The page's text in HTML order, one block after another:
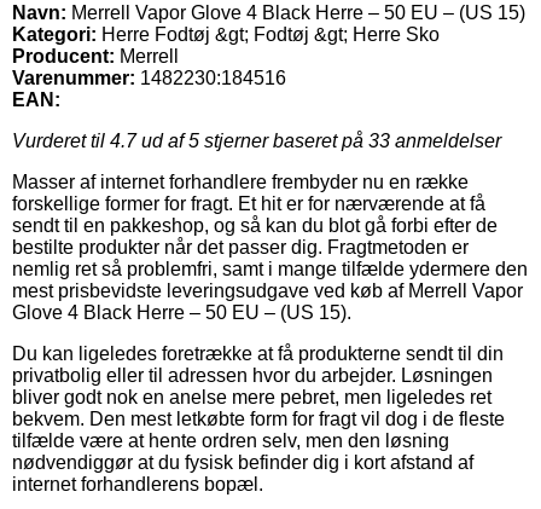
Navn: Merrell Vapor Glove 4 Black Herre – 50 EU – (US 15)
Kategori: Herre Fodtøj &gt; Fodtøj &gt; Herre Sko
Producent: Merrell
Varenummer: 1482230:184516
EAN:
Vurderet til 4.7ud af 5 stjerner baseret på 33 anmeldelser
Masser af internet forhandlere frembyder nu en række
forskellige former for fragt. Et hit er for nærværende at få
sendt til en pakkeshop, og så kan du blot gå forbi efter de
bestilte produkter når det passer dig. Fragtmetoden er
nemlig ret så problemfri, samt i mange tilfælde ydermere den
mest prisbevidste leveringsudgave ved køb af Merrell Vapor
Glove 4 Black Herre – 50 EU – (US 15).
Du kan ligeledes foretrække at få produkterne sendt til din
privatbolig eller til adressen hvor du arbejder. Løsningen
bliver godt nok en anelse mere pebret, men ligeledes ret
bekvem. Den mest letkøbte form for fragt vil dog i de fleste
tilfælde være at hente ordren selv, men den løsning
nødvendiggør at du fysisk befinder dig i kort afstand af
internet forhandlerens bopæl.